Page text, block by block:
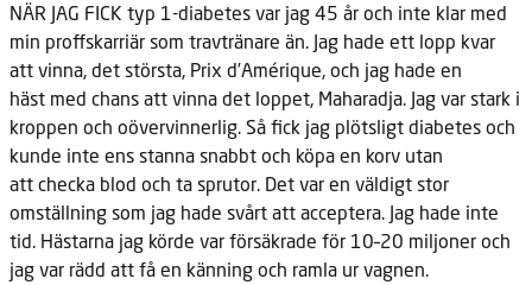
NÄR JAG FICK typ 1-diabetes var jag 45 år och inte klar med
min proffskarriär som travtränare än. Jag hade ett lopp kvar
att vinna, det största, Prix d’Amérique, och jag hade en
häst med chans att vinna det loppet, Maharadja. Jag var stark i
kroppen och oövervinnerlig. Så fick jag plötsligt diabetes och
kunde inte ens stanna snabbt och köpa en korv utan
att checka blod och ta sprutor. Det var en väldigt stor
omställning som jag hade svårt att acceptera. Jag hade inte
tid. Hästarna jag körde var försäkrade för 10–20 miljoner och
jag var rädd att få en känning och ramla ur vagnen.